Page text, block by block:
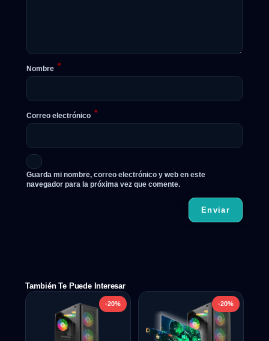
Nombre *
Correo electrónico *
Guarda mi nombre, correo electrónico y web en este
navegador para la próxima vez que comente.
También Te Puede Interesar
-20% -20%